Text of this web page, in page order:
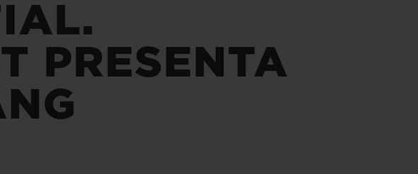
PRESENTA